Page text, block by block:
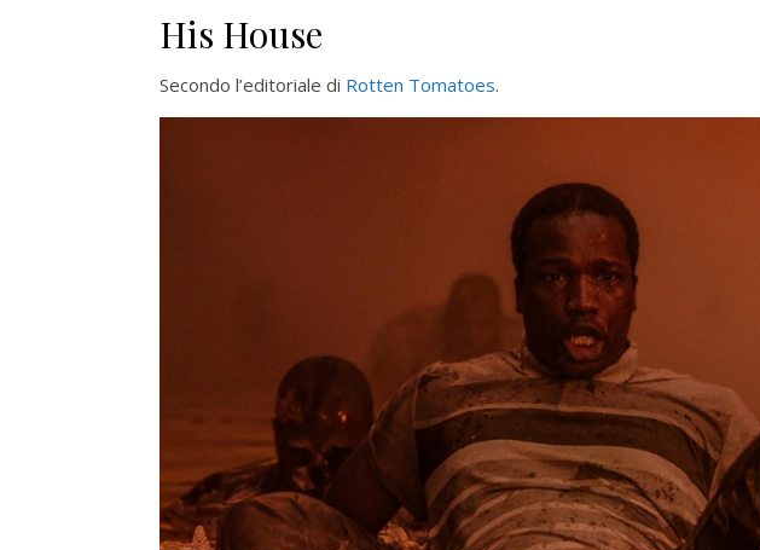
His House
Secondo l’editoriale di Rotten Tomatoes.